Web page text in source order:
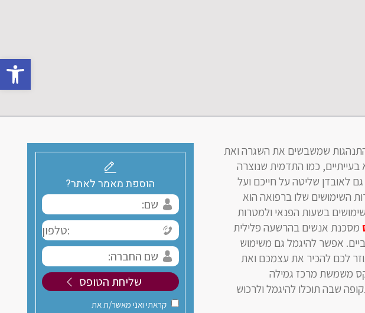
פתח
שמשבשים את השגרה ואת
כמו התדמית שנוצרה
לאובדן שליטה על חייכם ועל
השימושים שלו ברפואה הוא
בשעות הפנאי ולמטרות
מסכנת אנשים בהרשעה פלילית
אפשר להיגמל גם משימוש
לכם להכיר את עצמכם ואת
משמשת מרכז גמילה
שבה תוכלו להיגמל ולרכוש
הוספת מאמר לאתר?
קראתי ואני מאשר/ת את